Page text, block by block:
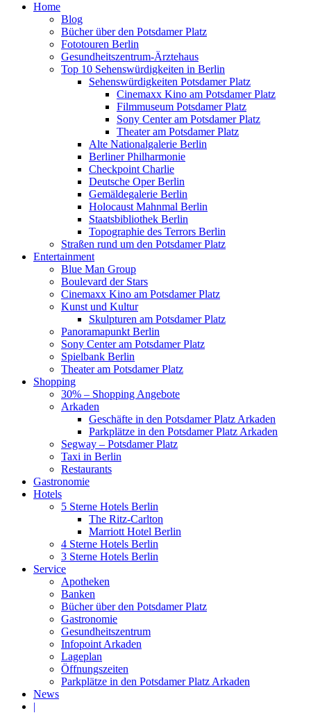
Home
Blog
Bücher über den Potsdamer Platz
Fototouren Berlin
Gesundheitszentrum-Ärztehaus
Top 10 Sehenswürdigkeiten in Berlin
Sehenswürdigkeiten Potsdamer Platz
Cinemaxx Kino am Potsdamer Platz
Filmmuseum Potsdamer Platz
Sony Center am Potsdamer Platz
Theater am Potsdamer Platz
Alte Nationalgalerie Berlin
Berliner Philharmonie
Checkpoint Charlie
Deutsche Oper Berlin
Gemäldegalerie Berlin
Holocaust Mahnmal Berlin
Staatsbibliothek Berlin
Topographie des Terrors Berlin
Straßen rund um den Potsdamer Platz
Entertainment
Blue Man Group
Boulevard der Stars
Cinemaxx Kino am Potsdamer Platz
Kunst und Kultur
Skulpturen am Potsdamer Platz
Panoramapunkt Berlin
Sony Center am Potsdamer Platz
Spielbank Berlin
Theater am Potsdamer Platz
Shopping
30% – Shopping Angebote
Arkaden
Geschäfte in den Potsdamer Platz Arkaden
Parkplätze in den Potsdamer Platz Arkaden
Segway – Potsdamer Platz
Taxi in Berlin
Restaurants
Gastronomie
Hotels
5 Sterne Hotels Berlin
The Ritz-Carlton
Marriott Hotel Berlin
4 Sterne Hotels Berlin
3 Sterne Hotels Berlin
Service
Apotheken
Banken
Bücher über den Potsdamer Platz
Gastronomie
Gesundheitszentrum
Infopoint Arkaden
Lageplan
Öffnungszeiten
Parkplätze in den Potsdamer Platz Arkaden
News
|